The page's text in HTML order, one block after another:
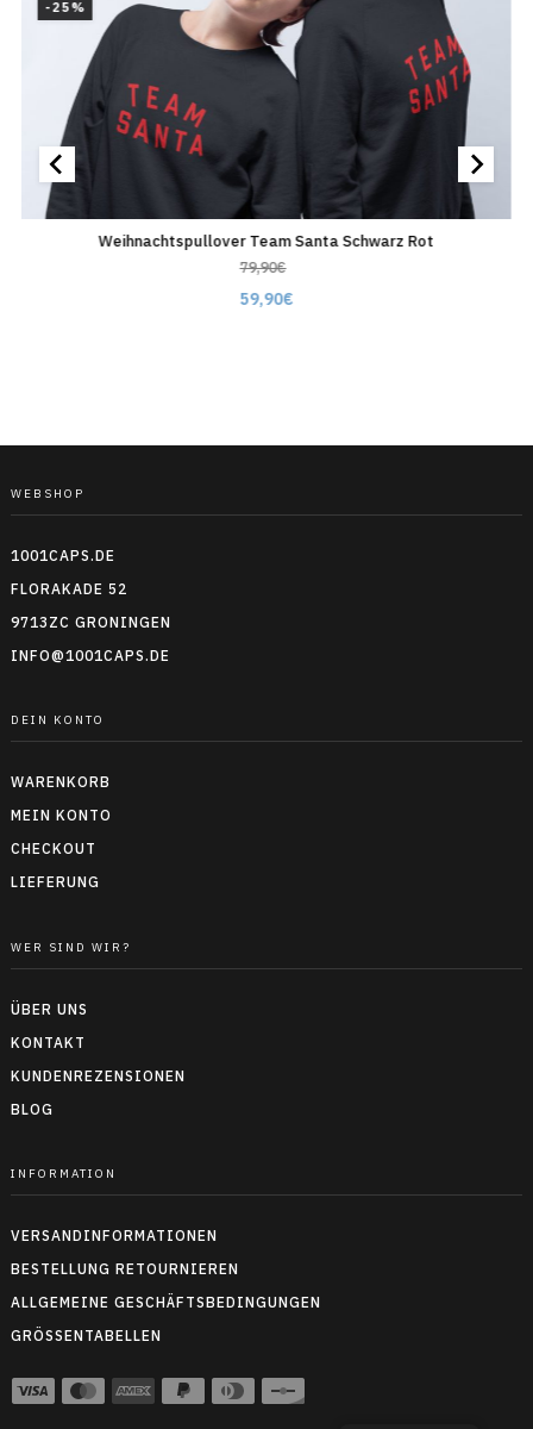
-25%
Weihnachtspullover Team Santa Schwarz Rot
79,90€
59,90€
WEBSHOP
1001CAPS.DE
FLORAKADE 52
9713ZC GRONINGEN
INFO@1001CAPS.DE
DEIN KONTO
WARENKORB
MEIN KONTO
CHECKOUT
LIEFERUNG
WER SIND WIR?
ÜBER UNS
KONTAKT
KUNDENREZENSIONEN
BLOG
INFORMATION
VERSANDINFORMATIONEN
BESTELLUNG RETOURNIEREN
ALLGEMEINE GESCHÄFTSBEDINGUNGEN
GRÖSSENTABELLEN